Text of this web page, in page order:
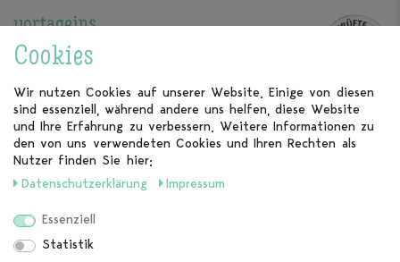
vortageins
Über uns
Unsere Kalender
Unsere Partner
Kundenservice
FAQ
Kontakt
Vertrag widerrufen
Folge uns auch bei
Cookies
Wir nutzen Cookies auf unserer Website. Einige von diesen
sind essenziell, während andere uns helfen, diese Website
und Ihre Erfahrung zu verbessern. Weitere Informationen zu
den von uns verwendeten Cookies und Ihren Rechten als
Nutzer finden Sie hier:
Daten­schutz­erklärung
Impressum
Essenziell
Statistik